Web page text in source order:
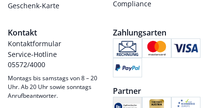
Geschenk-Karte
Compliance
Kontakt
Kontaktformular
Service-Hotline
05572/4000
Montags bis samstags von 8 – 20
Uhr. Ab 20 Uhr sowie sonntags
Anrufbeantworter.
Zahlungsarten
Partner